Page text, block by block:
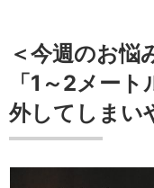
＜今週のお悩
「1～2メー
外してしまい